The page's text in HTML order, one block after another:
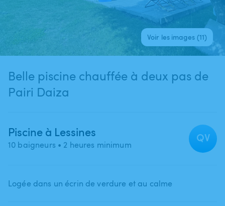
Voir les images (11)
Belle piscine chauffée à deux pas de
Pairi Daiza
Piscine à Lessines
10 baigneurs • 2 heures minimum
QV
Logée dans un écrin de verdure et au calme